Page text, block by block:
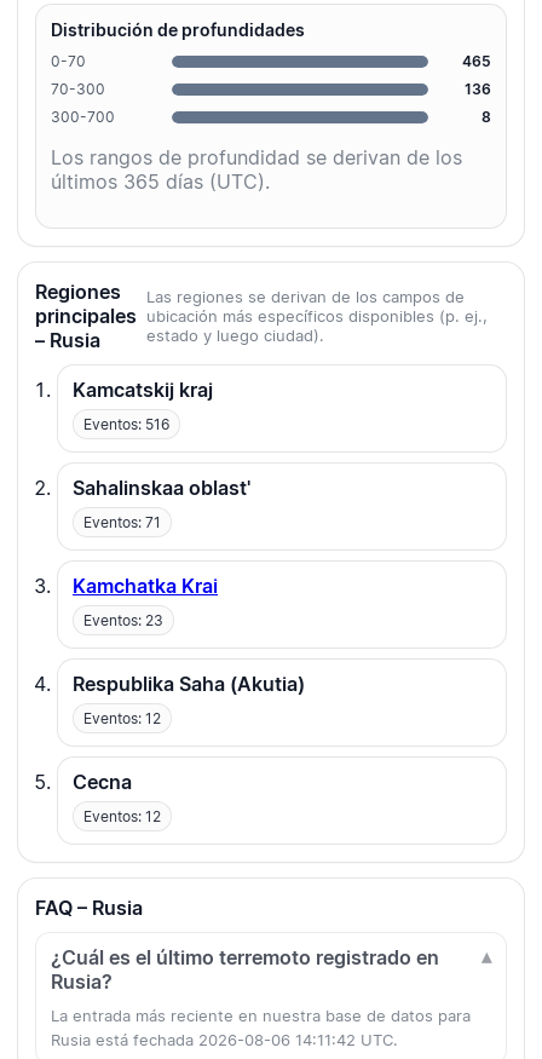
Distribución de profundidades
0-70
465
70-300
136
300-700
8
Los rangos de profundidad se derivan de los
últimos 365 días (UTC).
Regiones
principales
– Rusia
Las regiones se derivan de los campos de
ubicación más específicos disponibles (p. ej.,
estado y luego ciudad).
Kamcatskij kraj
Eventos: 516
Sahalinskaa oblast'
Eventos: 71
Kamchatka Krai
Eventos: 23
Respublika Saha (Akutia)
Eventos: 12
Cecna
Eventos: 12
FAQ – Rusia
¿Cuál es el último terremoto registrado en
Rusia?
La entrada más reciente en nuestra base de datos para
Rusia está fechada 2026-08-06 14:11:42 UTC.